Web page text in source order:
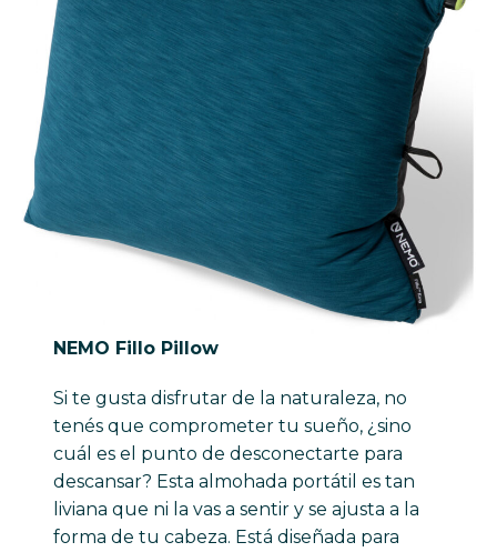
NEMO Fillo Pillow
Si te gusta disfrutar de la naturaleza, no
tenés que comprometer tu sueño, ¿sino
cuál es el punto de desconectarte para
descansar? Esta almohada portátil es tan
liviana que ni la vas a sentir y se ajusta a la
forma de tu cabeza. Está diseñada para